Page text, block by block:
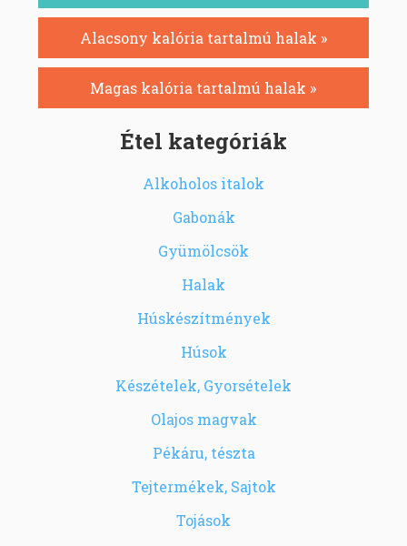
Alacsony kalória tartalmú halak »
Magas kalória tartalmú halak »
Étel kategóriák
Alkoholos italok
Gabonák
Gyümölcsök
Halak
Húskészítmények
Húsok
Készételek, Gyorsételek
Olajos magvak
Pékáru, tészta
Tejtermékek, Sajtok
Tojások